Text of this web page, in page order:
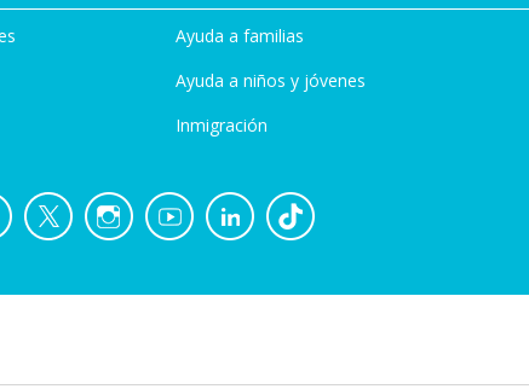
Ayuda a familias
Ayuda a niños y jóvenes
Inmigración